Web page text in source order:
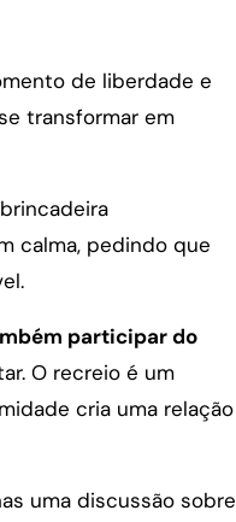
de liberdade e
transformar em
calma, pedindo que
participar do
O recreio é um
cria uma relação
uma discussão sobre